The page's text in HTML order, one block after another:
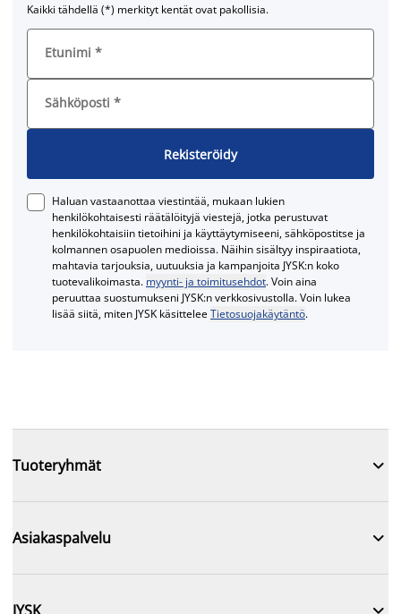
Kaikki tähdellä (*) merkityt kentät ovat pakollisia.
Etunimi *
Sähköposti *
Rekisteröidy
Haluan vastaanottaa viestintää, mukaan lukien
henkilökohtaisesti räätälöityjä viestejä, jotka perustuvat
henkilökohtaisiin tietoihini ja käyttäytymiseeni, sähköpostitse ja
kolmannen osapuolen medioissa. Näihin sisältyy inspiraatiota,
mahtavia tarjouksia, uutuuksia ja kampanjoita JYSK:n koko
tuotevalikoimasta. myynti- ja toimitusehdot. Voin aina
peruuttaa suostumukseni JYSK:n verkkosivustolla. Voin lukea
lisää siitä, miten JYSK käsitteleeTietosuojakäytäntö.
Tuoteryhmät 
Asiakaspalvelu 